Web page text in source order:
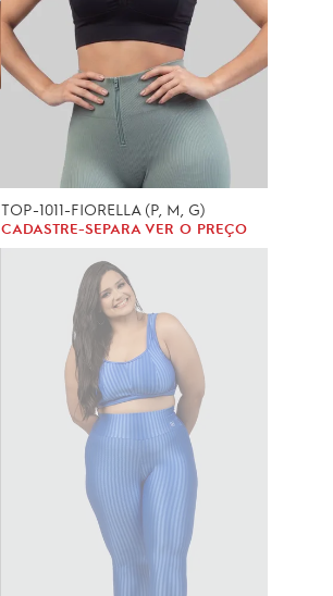
TOP-1011-FIORELLA (P, M, G)
CADASTRE-SEPARA VER O PREÇO